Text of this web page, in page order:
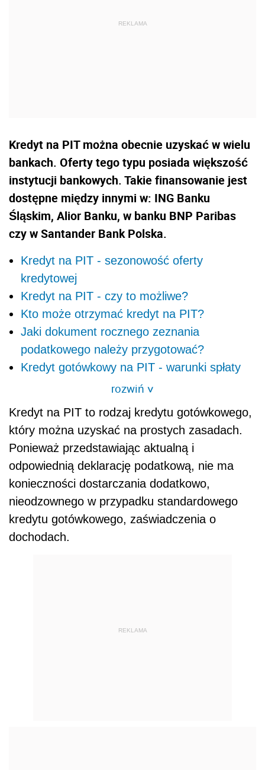
Kredyt na PIT można obecnie uzyskać w wielu
bankach. Oferty tego typu posiada większość
instytucji bankowych. Takie finansowanie jest
dostępne między innymi w: ING Banku
Śląskim, Alior Banku, w banku BNP Paribas
czy w Santander Bank Polska.
Kredyt na PIT - sezonowość oferty
kredytowej
Kredyt na PIT - czy to możliwe?
Kto może otrzymać kredyt na PIT?
Jaki dokument rocznego zeznania
podatkowego należy przygotować?
Kredyt gotówkowy na PIT - warunki spłaty
rozwiń>
Kredyt na PIT to rodzaj kredytu gotówkowego,
który można uzyskać na prostych zasadach.
Ponieważ przedstawiając aktualną i
odpowiednią deklarację podatkową, nie ma
konieczności dostarczania dodatkowo,
nieodzownego w przypadku standardowego
kredytu gotówkowego, zaświadczenia o
dochodach.
REKLAMA